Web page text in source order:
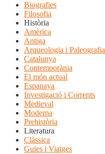
Biografies
Filosofia
Història
Amèrica
Antiga
Arqueologia i Paleografia
Catalunya
Contemporània
El món actual
Espanaya
Investigació i Corrents
Medieval
Moderna
Prehistòria
Literatura
Clàssica
Guies i Viatges